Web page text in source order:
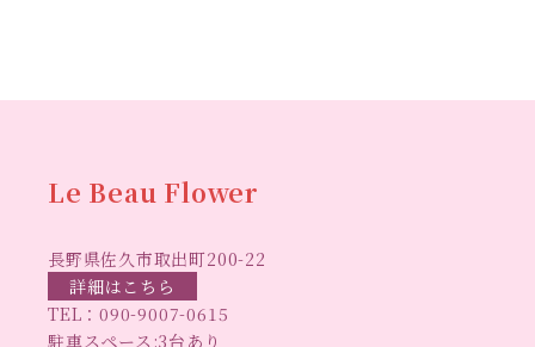
リウムレッスン
スハート ベッドサイドライト
リジナルデザイン 仏花ハーバリウム
Le Beau Flower
長野県佐久市取出町200-22
詳細はこちら
TEL：090-9007-0615
駐車スペース:3台あり